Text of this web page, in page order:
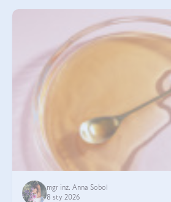
mgr inż. Anna Sobol
8 sty 2026